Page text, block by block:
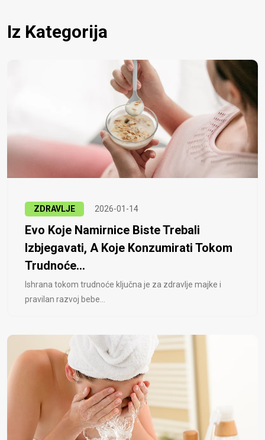
Iz Kategorija
ZDRAVLJE 2026-01-14
Evo Koje Namirnice Biste Trebali
Izbjegavati, A Koje Konzumirati Tokom
Trudnoće...
Ishrana tokom trudnoće ključna je za zdravlje majke i
pravilan razvoj bebe...